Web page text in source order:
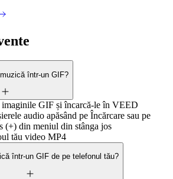
într-un GIF?
imaginile GIF și încarcă-le în VEED
audio apăsând pe Încărcare sau pe
(+) din meniul din stânga jos
tău video MP4
într-un GIF de pe telefonul tău?